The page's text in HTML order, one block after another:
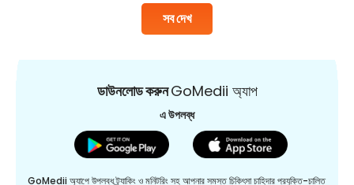
সব দেখ
ডাউনলোড করুনGoMedii অ্যাপ
এ উপলব্ধ
GoMedii অ্যাপে উপলব্ধ ট্র্যাকিং ও মনিটরিং সহ আপনার সমস্ত চিকিৎসা চাহিদার প্রযুক্তি-চালিত